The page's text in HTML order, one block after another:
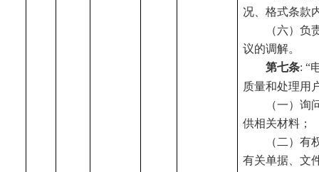
况、格式条款
（六）
议的调解。
第七条: “
质量和处理用
（一）
供相关材料；
（二）
有关单据、文